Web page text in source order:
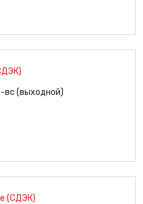
вс (выходной)
(СДЭК)